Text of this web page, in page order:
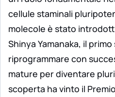
cellule staminali
molecole è stato
Shinya Yamanaka, il
riprogrammare con
mature per diventare
scoperta ha vinto il